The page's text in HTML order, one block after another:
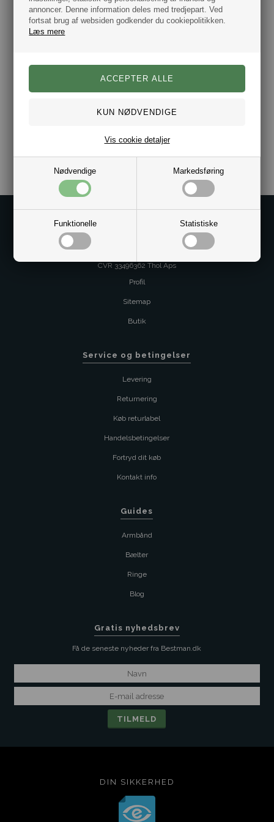
annoncer. Denne information deles med tredjepart. Ved
fortsat brug af websiden godkender du cookiepolitikken.
Læs mere
Nødvendige Markedsføring
Funktionelle Statistiske
Vis cookie detaljer
det flotte moderne design giver et iøjefaldende udtryk.
Denne ring leveres i en flot gaveæske.
Ring Bredde 4/17mm.
Kundeservice@bestman.dk
CVR 33496362 Thol Aps
Profil
Sitemap
Butik
Service og betingelser
Levering
Returnering
Køb returlabel
Handelsbetingelser
Fortryd dit køb
Kontakt info
Guides
Armbånd
Bælter
Ringe
Blog
Gratis nyhedsbrev
Få de seneste nyheder fra Bestman.dk
DIN SIKKERHED